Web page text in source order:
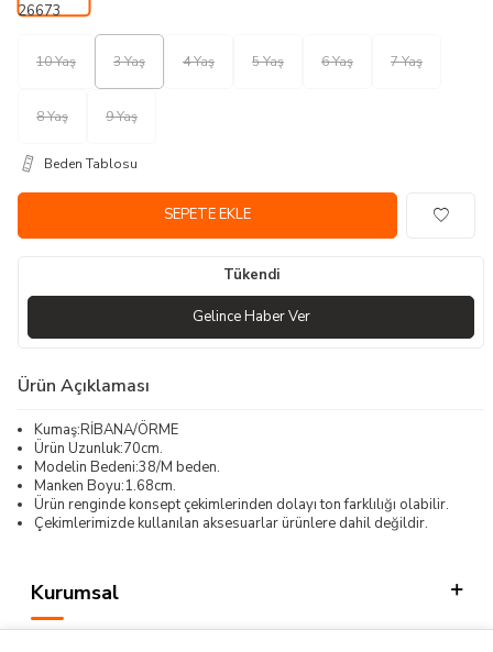
10 Yaş 3 Yaş 4 Yaş 5 Yaş 6 Yaş 7 Yaş
8 Yaş 9 Yaş
Beden Tablosu
SEPETE EKLE
Tükendi
Gelince Haber Ver
Ürün Açıklaması
Kumaş:RİBANA/ÖRME
Ürün Uzunluk:70cm.
Modelin Bedeni:38/M beden.
Manken Boyu:1.68cm.
Ürün renginde konsept çekimlerinden dolayı ton farklılığı olabilir.
Çekimlerimizde kullanılan aksesuarlar ürünlere dahil değildir.
Kurumsal